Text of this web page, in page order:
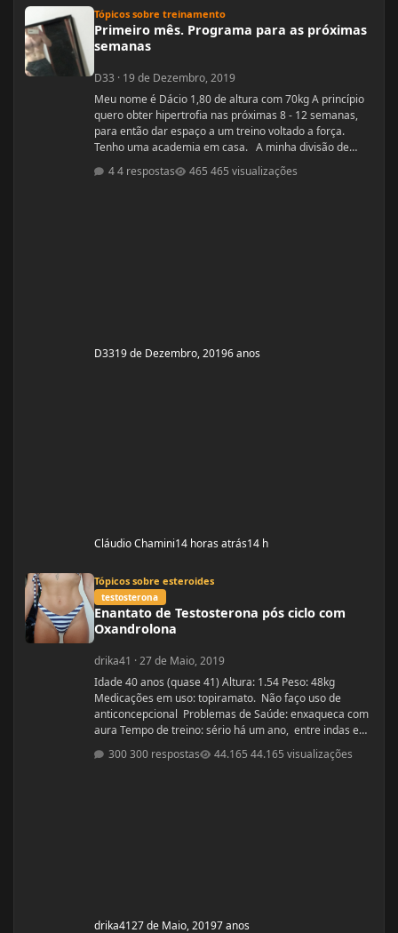
Tópicos sobre treinamento
Primeiro mês. Programa para as próximas
semanas
D33 · 19 de Dezembro, 2019
Meu nome é Dácio 1,80 de altura com 70kg A princípio
quero obter hipertrofia nas próximas 8 - 12 semanas,
para então dar espaço a um treino voltado a força.
Tenho uma academia em casa. A minha divisão de
RDL: 3x8 - 37,5kg Panturilha com uma perna 3x20 - 8kg
4 respostas 465 visualizações
D3319 de Dezembro, 20196 anos
Cláudio Chamini14 horas atrás14 h
Tópicos sobre esteroides
testosterona
Enantato de Testosterona pós ciclo com
Oxandrolona
drika41 ·27 de Maio, 2019
Idade 40 anos (quase 41) Altura: 1.54 Peso: 48kg
Medicações em uso: topiramato. Não faço uso de
anticoncepcional Problemas de Saúde: enxaqueca com
aura Tempo de treino: sério há um ano, entre indas e
mg durante 8 semanas, após 10 mg até a 12° semana.
300 respostas 44.165 visualizações
drika4127 de Maio, 20197 anos